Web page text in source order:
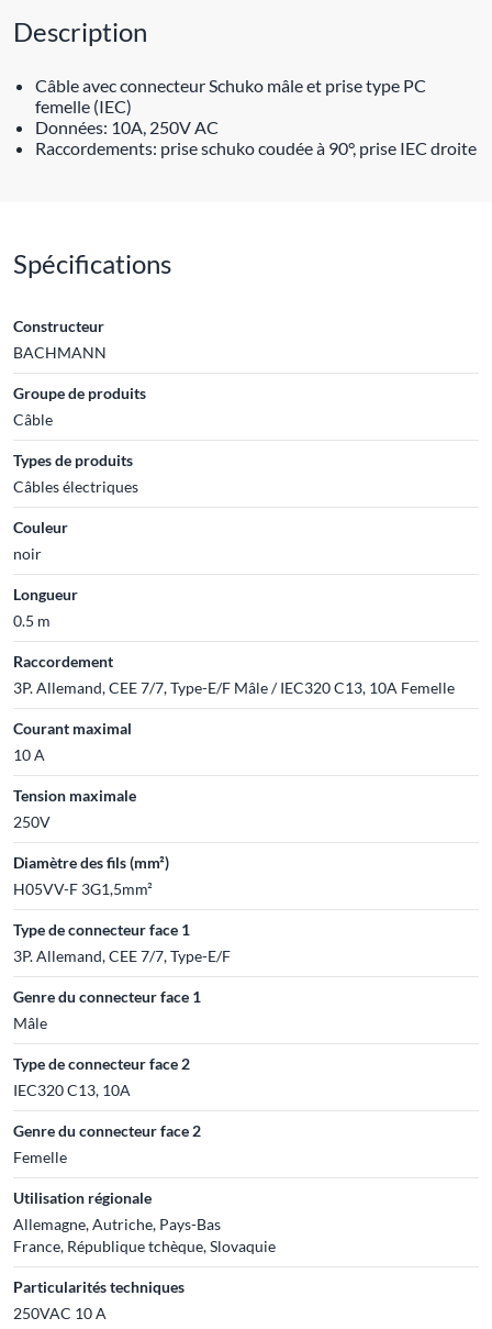
Description
Câble avec connecteur Schuko mâle et prise type PC
femelle (IEC)
Données: 10A, 250V AC
Raccordements: prise schuko coudée à 90°, prise IEC droite
Spécifications
Constructeur
BACHMANN
Groupe de produits
Câble
Types de produits
Câbles électriques
Couleur
noir
Longueur
0.5 m
Raccordement
3P. Allemand, CEE 7/7, Type-E/F Mâle / IEC320 C13, 10A Femelle
Courant maximal
10 A
Tension maximale
250V
Diamètre des fils (mm²)
H05VV-F 3G1,5mm²
Type de connecteur face 1
3P. Allemand, CEE 7/7, Type-E/F
Genre du connecteur face 1
Mâle
Type de connecteur face 2
IEC320 C13, 10A
Genre du connecteur face 2
Femelle
Utilisation régionale
Allemagne, Autriche, Pays-Bas
France, République tchèque, Slovaquie
Particularités techniques
250VAC 10 A